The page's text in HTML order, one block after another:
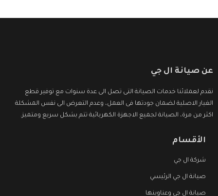
عن صيانة ال جي
نقدم لعملائنا خدمات الصيانة التى تصل الى عدة سنوات مع توفير قطع
الغيار الاصلية لضمان جودتها فى العمل، وعدم التعرض الى نفس المشكلة
اكثر من مرة، الصيانة لجميع الاجهزة الكهربائية تتم بشكل سريع ومتميز.
الأقسام
شركة ال جي
صيانة ال جي الرئيسي
صيانة ال جي وعناوينها